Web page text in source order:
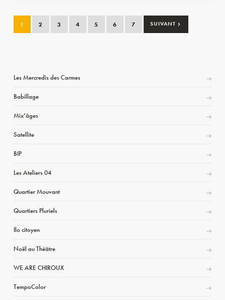
1 2 3 4 5 6 7 SUIVANT ›
Les Mercredis des Carmes
Babillage
Mix’âges
Satellite
BIP
Les Ateliers 04
Quartier Mouvant
Quartiers Pluriels
Ilo citoyen
Noël au Théâtre
WE ARE CHIROUX
TempoColor